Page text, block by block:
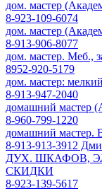
дом. мастер
8-923-109-6074
дом. мастер
8-913-906-8077
дом. мастер. Меб.,
8952-920-5179
дом. мастер:
8-913-947-2040
домашний мастер
8-960-799-1220
домашний мастер.
8-913-913-3912
ДУХ. ШКАФОВ,
СКИДКИ
8-923-139-5617